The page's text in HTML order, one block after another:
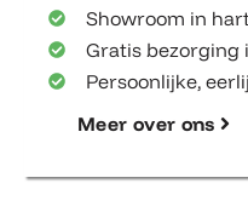
Showroom in
Gratis bezorging
Persoonlijke,
Meer over ons